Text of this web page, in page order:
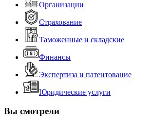
Организации
Страхование
Таможенные и складские
Финансы
Экспертиза и патентование
Юридические услуги
Вы смотрели